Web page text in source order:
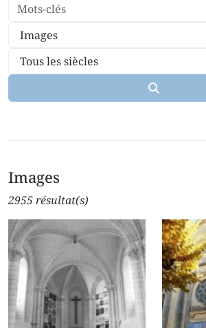
Images
2955 résultat(s)